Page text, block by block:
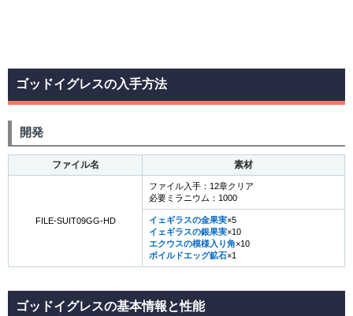
ゴッドイグレスの入手方法
開発
ファイル名 素材
FILE-SUIT09GG-HD
ファイル入手：12章クリア
必要ミラニウム：1000
イェギラスの金果実×5
イェギラスの銀果実×10
エクウスの模様入り角×10
ボイルドエッグ鉱石×1
ゴッドイグレスの基本情報と性能